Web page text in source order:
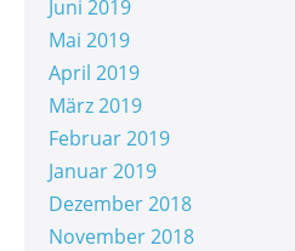
Juni 2019
Mai 2019
April 2019
März 2019
Februar 2019
Januar 2019
Dezember 2018
November 2018